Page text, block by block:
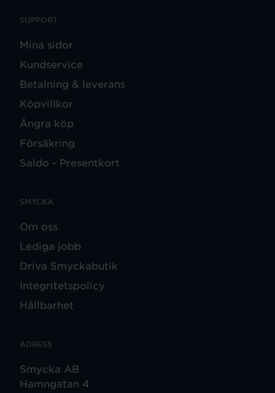
SUPPORT
Mina sidor
Kundservice
Betalning & leverans
Köpvillkor
Ångra köp
Försäkring
Saldo - Presentkort
SMYCKA
Om oss
Lediga jobb
Driva Smyckabutik
Integritetspolicy
Hållbarhet
ADRESS
Smycka AB
Hamngatan 4